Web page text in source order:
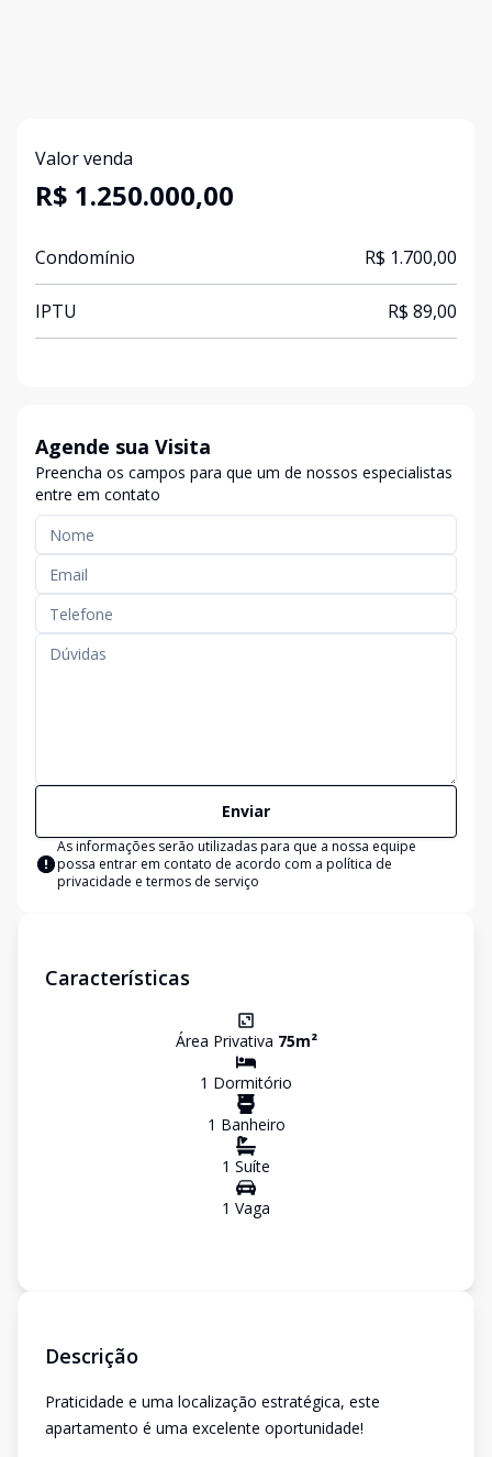
Valor venda
R$ 1.250.000,00
Condomínio R$ 1.700,00
IPTU R$ 89,00
Agende sua Visita
Preencha os campos para que um de nossos especialistas
entre em contato
Enviar
As informações serão utilizadas para que a nossa equipe
possa entrar em contato de acordo com a política de
privacidade e termos de serviço
Características
Área Privativa 75m²
1 Dormitório
1 Banheiro
1 Suíte
1 Vaga
Descrição
Praticidade e uma localização estratégica, este
apartamento é uma excelente oportunidade!